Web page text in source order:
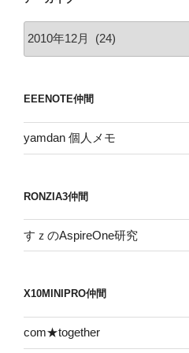
ブ
EEENOTE仲間
yamdan 個人メモ
RONZIA3仲間
すｚのAspireOne研究
X10MINIPRO仲間
com★together